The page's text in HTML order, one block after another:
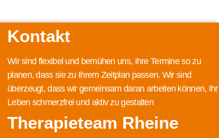
Kontakt
Wir sind flexibel und bemühen uns, Ihre Termine so zu
planen, dass sie zu Ihrem Zeitplan passen. Wir sind
überzeugt, dass wir gemeinsam daran arbeiten können, Ihr
Leben schmerzfrei und aktiv zu gestalten
Therapieteam Rheine